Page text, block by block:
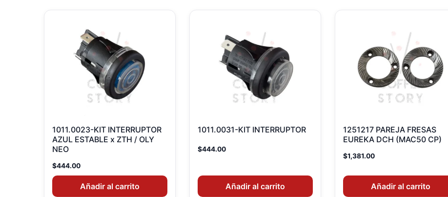
1011.0023-KIT INTERRUPTOR
AZUL ESTABLE x ZTH / OLY
NEO
$444.00
Añadir al carrito
1011.0031-KIT INTERRUPTOR
$444.00
Añadir al carrito
1251217 PAREJA FRESAS
EUREKA DCH (MAC50 CP)
$1,381.00
Añadir al carrito